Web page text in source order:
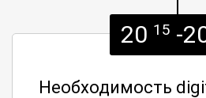
20 15 -
Необходимость